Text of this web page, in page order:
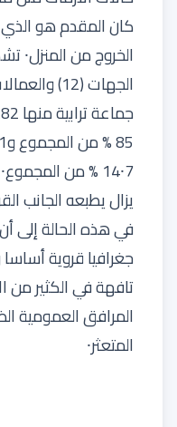
كان المقدم هو
الخروج من المنزل⸱
7⸱14 % من
في هذه الحالة إلى أن
جغرافيا قروية
تافهة في الكثير من
المرافق العمومية
المتعثر⸱